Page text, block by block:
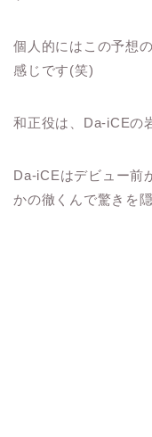
個人的にはこの予想
感じです(笑)
和正役は、Da-iCEの
Da-iCEはデビュー前
かの徹くんで驚きを